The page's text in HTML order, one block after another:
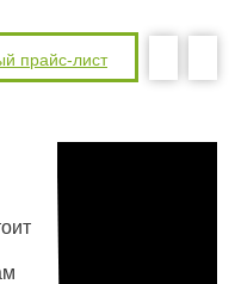
прайс-лист